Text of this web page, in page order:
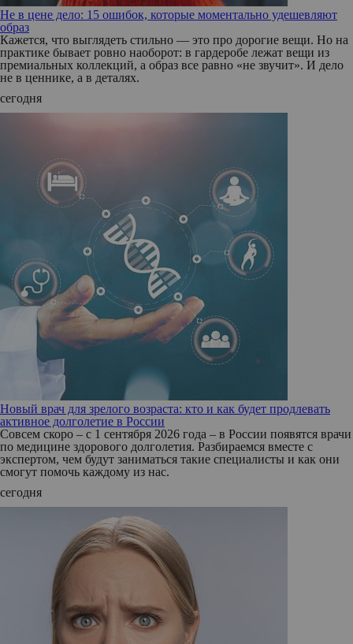
Не в цене дело: 15 ошибок, которые моментально удешевляют
образ
Кажется, что выглядеть стильно — это про дорогие вещи. Но на
практике бывает ровно наоборот: в гардеробе лежат вещи из
премиальных коллекций, а образ все равно «не звучит». И дело
не в ценнике, а в деталях.
сегодня
Новый врач для зрелого возраста: кто и как будет продлевать
активное долголетие в России
Совсем скоро – с 1 сентября 2026 года – в России появятся врачи
по медицине здорового долголетия. Разбираемся вместе с
экспертом, чем будут заниматься такие специалисты и как они
смогут помочь каждому из нас.
сегодня